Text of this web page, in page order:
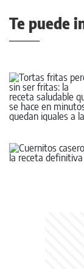
Te puede